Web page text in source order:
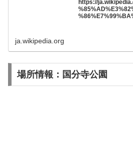
https://
ja.wikipedia.org
場所情報：国分寺公園